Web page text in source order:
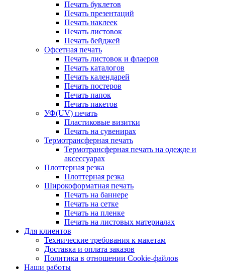
Печать буклетов
Печать презентаций
Печать наклеек
Печать листовок
Печать бейджей
Офсетная печать
Печать листовок и флаеров
Печать каталогов
Печать календарей
Печать постеров
Печать папок
Печать пакетов
УФ(UV) печать
Пластиковые визитки
Печать на сувенирах
Термотрансферная печать
Термотрансферная печать на одежде и
аксессуарах
Плоттерная резка
Плоттерная резка
Широкоформатная печать
Печать на баннере
Печать на сетке
Печать на пленке
Печать на листовых материалах
Для клиентов
Технические требования к макетам
Доставка и оплата заказов
Политика в отношении Cookie-файлов
Наши работы